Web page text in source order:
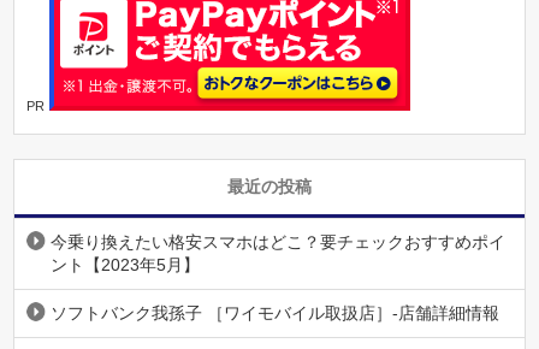
PR
最近の投稿
今乗り換えたい格安スマホはどこ？要チェックおすすめポイ
ント【2023年5月】
ソフトバンク我孫子 ［ワイモバイル取扱店］-店舗詳細情報